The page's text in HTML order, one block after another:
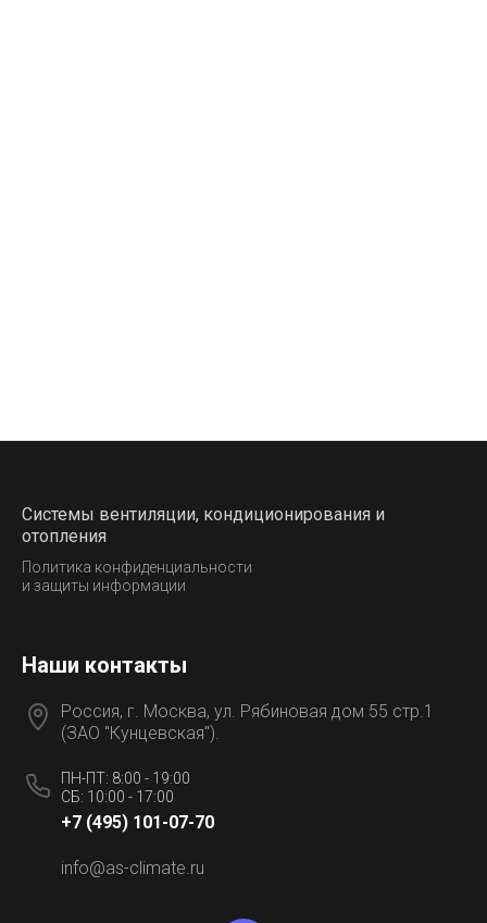
Системы вентиляции, кондиционирования и
отопления
Политика конфиденциальности
и защиты информации
Наши контакты
Россия, г. Москва, ул. Рябиновая дом 55 стр.1
(ЗАО "Кунцевская").
ПН-ПТ: 8:00 - 19:00
СБ: 10:00 - 17:00
+7 (495) 101-07-70
info@as-climate.ru